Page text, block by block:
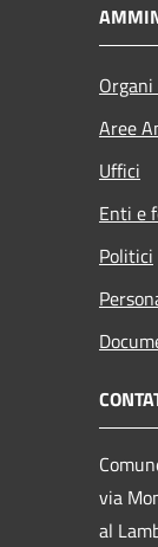
Aree
Uffici
Enti e
Politici
via
al